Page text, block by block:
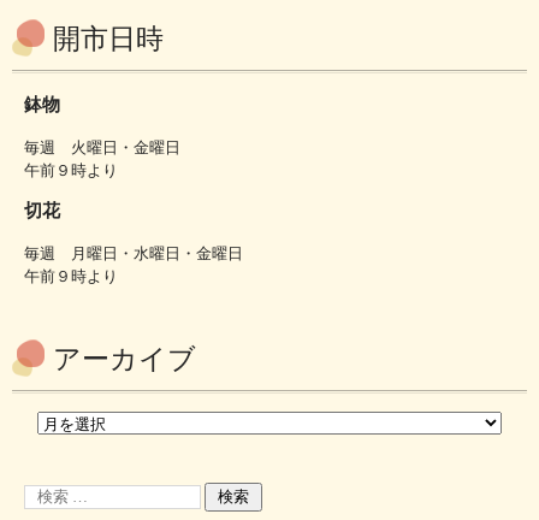
開市日時
鉢物
毎週 火曜日・金曜日
午前９時より
切花
毎週 月曜日・水曜日・金曜日
午前９時より
アーカイブ